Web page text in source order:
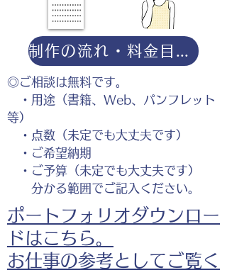
◎ご相談は無料です。
・用途（書籍、Web、パンフレット
等）
・点数（未定でも大丈夫です）
・ご希望納期
・ご予算（未定でも大丈夫です）
分かる範囲でご記入ください。
ポートフォリオダウンロー
ドはこちら。
お仕事の参考としてご覧く